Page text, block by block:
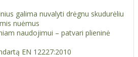
galima nuvalyti drėgnu skudurėliu
nuėmus
naudojimui – patvari plieninė
EN 12227:2010